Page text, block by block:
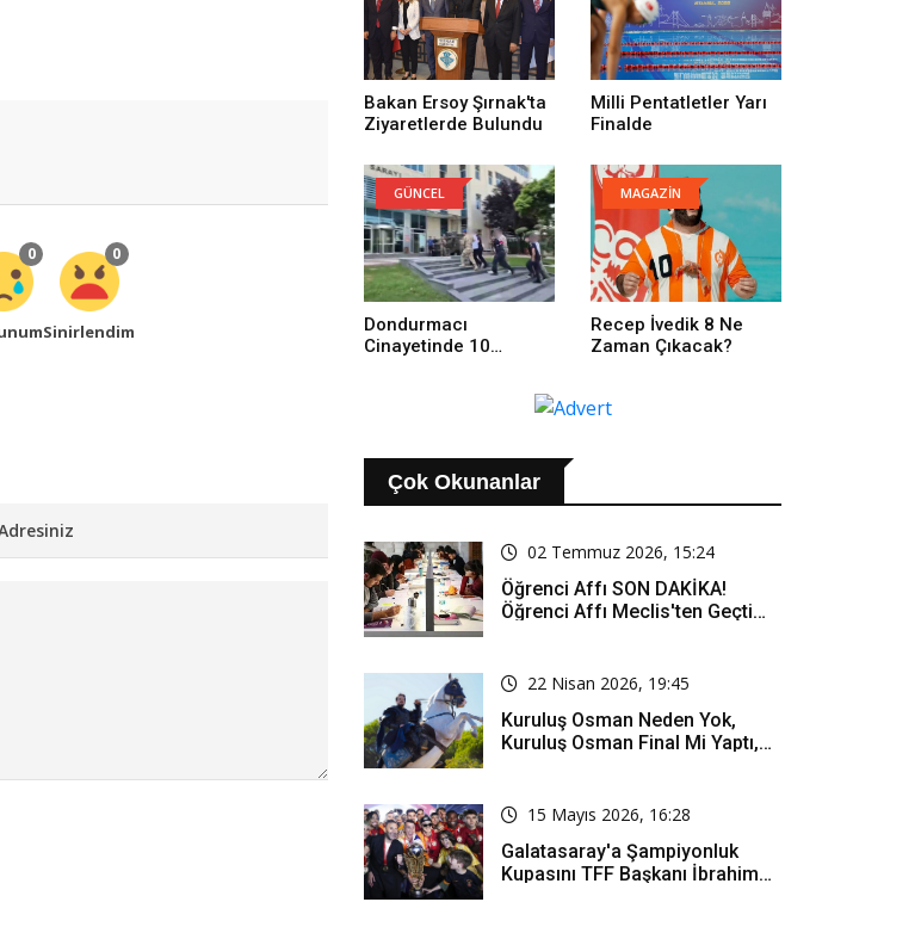
0 0
Sinirlendim
Bakan Ersoy Şırnak'ta
Ziyaretlerde Bulundu
Milli Pentatletler Yarı
Finalde
GÜNCEL
Dondurmacı
Cinayetinde 10
MAGAZİN
Recep İvedik 8 Ne
Zaman Çıkacak?
Çok Okunanlar
02 Temmuz 2026, 15:24
Öğrenci Affı SON DAKİKA!
Öğrenci Affı Meclis'ten Geçti
22 Nisan 2026, 19:45
Kuruluş Osman Neden Yok,
Kuruluş Osman Final Mi Yaptı,
Zaman Yayınlanacak?
15 Mayıs 2026, 16:28
Galatasaray'a Şampiyonluk
Kupasını TFF Başkanı İbrahim